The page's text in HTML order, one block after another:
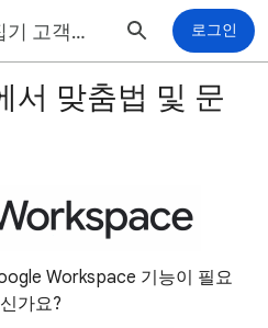
Google Docs 편집기 고객센터 로그인
서 맞춤법 및 문
Workspace 기능이 필요
가요?